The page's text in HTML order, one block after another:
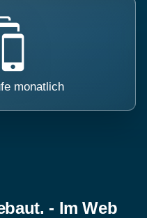
monatlich
- Im Web